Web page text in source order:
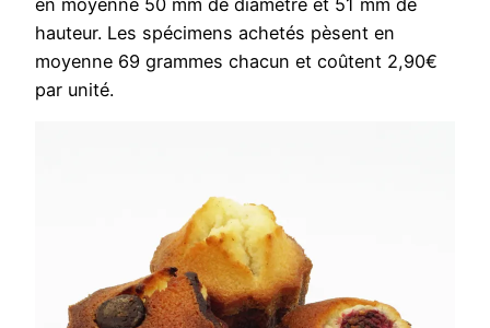
hauteur. Les spécimens achetés pèsent en
moyenne 69 grammes chacun et coûtent 2,90€
par unité.